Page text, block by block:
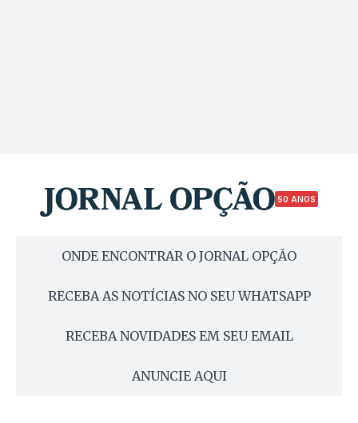
50 ANOS
ONDE ENCONTRAR O JORNAL OPÇÃO
RECEBA AS NOTÍCIAS NO SEU WHATSAPP
RECEBA NOVIDADES EM SEU EMAIL
ANUNCIE AQUI